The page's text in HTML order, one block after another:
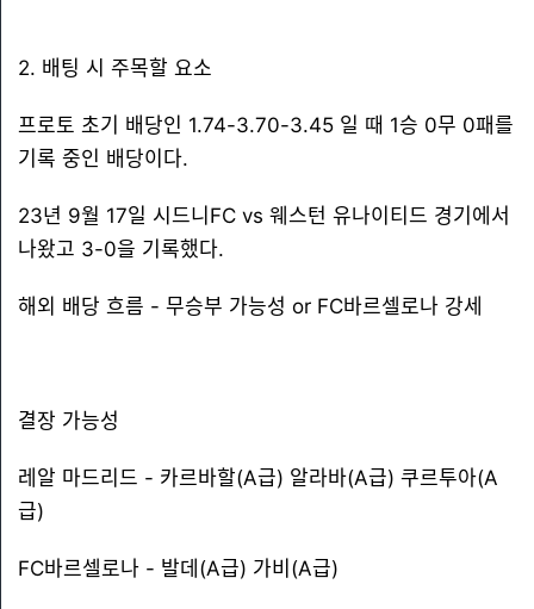
2. 배팅 시 주목할 요소
프로토 초기 배당인 1.74-3.70-3.45 일 때 1승 0무 0패를
기록 중인 배당이다.
23년 9월 17일 시드니FC vs 웨스턴 유나이티드 경기에서
나왔고 3-0을 기록했다.
해외 배당 흐름 - 무승부 가능성 or FC바르셀로나 강세
결장 가능성
레알 마드리드 - 카르바할(A급) 알라바(A급) 쿠르투아(A
급)
FC바르셀로나 - 발데(A급) 가비(A급)